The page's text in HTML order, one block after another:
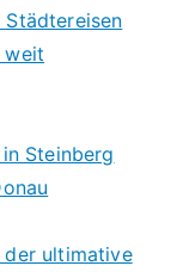
Städtereisen
weit
Steinberg
der ultimative